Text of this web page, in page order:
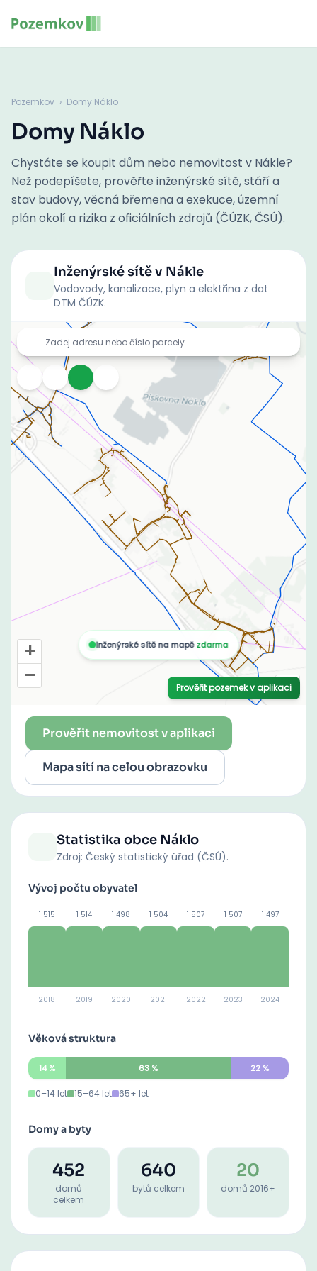
Pozemkov › Domy Náklo
Domy Náklo
Chystáte se koupit dům nebo nemovitost v Nákle?
Než podepíšete, prověřte inženýrské sítě, stáří a
stav budovy, věcná břemena a exekuce, územní
plán okolí a rizika z oficiálních zdrojů (ČÚZK, ČSÚ).
Inženýrské sítěv Nákle
Vodovody, kanalizace, plyn a elektřina z dat
DTM ČÚZK.
Prověřit nemovitost v aplikaci
Mapa sítí na celou obrazovku
Statistika obce Náklo
Zdroj: Český statistický úřad (ČSÚ).
Vývoj počtu obyvatel
1 515
2018
1 514
2019
1 498
2020
1 504
2021
1 507
2022
1 507
2023
1 497
2024
Věková struktura
14% 63 % 22 %
0–14 let 15–64 let 65+ let
Domy a byty
452
domů
celkem
640
bytů celkem
20
domů 2016+